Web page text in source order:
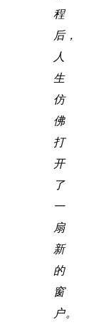
程
后，
人
生
仿
佛
打
开
了
一
扇
新
的
窗
户。